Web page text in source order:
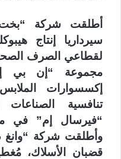
أطلقت شركة “بخت
سيرداريا إنتاج
لقطاعي الصرف
مجموعة “إن بي
إكسسوارات
تنافسية
“فيرسال إم” في
وأطلقت شركة “وانغ
قضبان الأسلاك،